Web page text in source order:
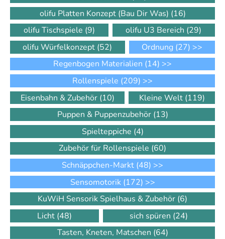
olifu Platten Konzept (Bau Dir Was) (16)
olifu Tischspiele (9) olifu U3 Bereich (29)
olifu Würfelkonzept (52) Ordnung (27) >>
Regenbogen Materialien (14) >>
Rollenspiele (209) >>
Eisenbahn & Zubehör (10) Kleine Welt (119)
Puppen & Puppenzubehör (13)
Spielteppiche (4)
Zubehör für Rollenspiele (60)
Schnäppchen-Markt (48) >>
Sensomotorik (172) >>
KuWiH Sensorik Spielhaus & Zubehör (6)
Licht (48) sich spüren (24)
Tasten, Kneten, Matschen (64)